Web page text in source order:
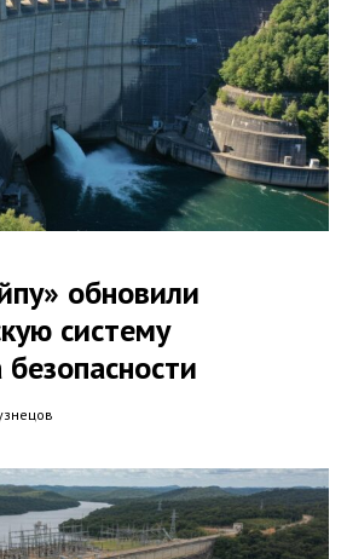
обновили
систему